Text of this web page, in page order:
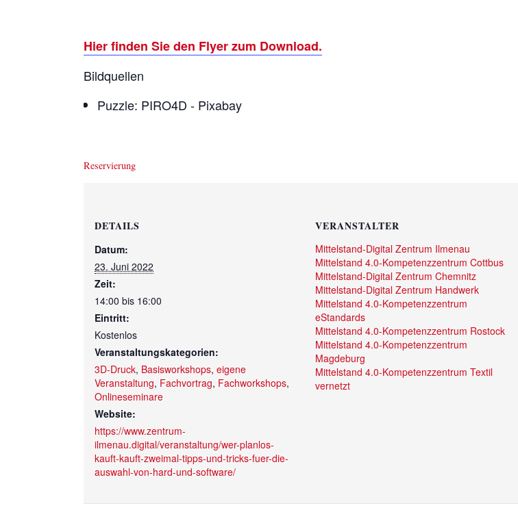
Hier finden Sie den Flyer zum Download.
Bildquellen
Puzzle: PIRO4D - Pixabay
DETAILS
Datum:
23. Juni 2022
Zeit:
14:00 bis 16:00
Eintritt:
Kostenlos
Veranstaltungskategorien:
3D-Druck, Basisworkshops, eigene
Veranstaltung, Fachvortrag, Fachworkshops,
Onlineseminare
Website:
https://www.zentrum-
ilmenau.digital/veranstaltung/wer-planlos-
kauft-kauft-zweimal-tipps-und-tricks-fuer-die-
auswahl-von-hard-und-software/
VERANSTALTER
Mittelstand-Digital Zentrum Ilmenau
Mittelstand 4.0-Kompetenzzentrum Cottbus
Mittelstand-Digital Zentrum Chemnitz
Mittelstand-Digital Zentrum Handwerk
Mittelstand 4.0-Kompetenzzentrum
eStandards
Mittelstand 4.0-Kompetenzzentrum Rostock
Mittelstand 4.0-Kompetenzzentrum
Magdeburg
Mittelstand 4.0-Kompetenzzentrum Textil
vernetzt
Reservierung